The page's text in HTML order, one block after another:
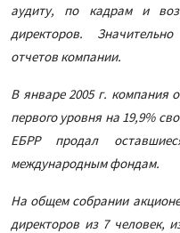
аудиту, по кадрам и
директоров.
отчетов компании.
В январе 2005 г. компания
первого уровня на 19,9%
ЕБРР продал
международным фондам.
На общем собрании
директоров из 7 человек,